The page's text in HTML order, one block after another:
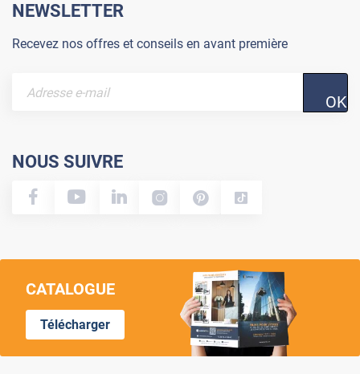
NEWSLETTER
Recevez nos offres et conseils en avant première
OK
NOUS SUIVRE
CATALOGUE
Télécharger